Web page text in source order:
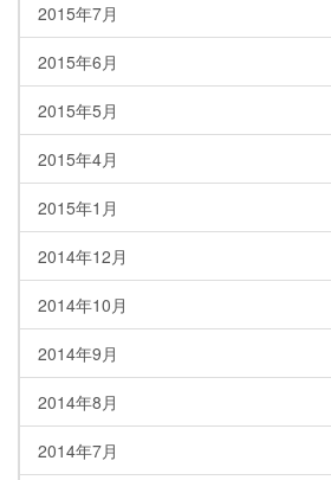
2015年7月
2015年6月
2015年5月
2015年4月
2015年1月
2014年12月
2014年10月
2014年9月
2014年8月
2014年7月